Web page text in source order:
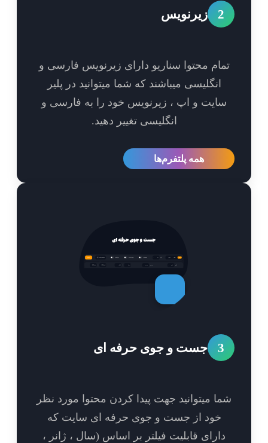
زیرنویس
محتوا سناریو دارای زیرنویس فارسی و
انگلیسی میباشند که شما میتوانید در پلیر
و اپ ، زیرنویس خود را به فارسی و
انگلیسی تغییر دهید.
همه پلتفرم‌ها
جست و جوی حرفه ای
میتوانید جهت پیدا کردن محتوا مورد نظر
خود از جست و جوی حرفه ای سایت که
دارای قابلیت فیلتر بر اساس (سال ، ژانر ،